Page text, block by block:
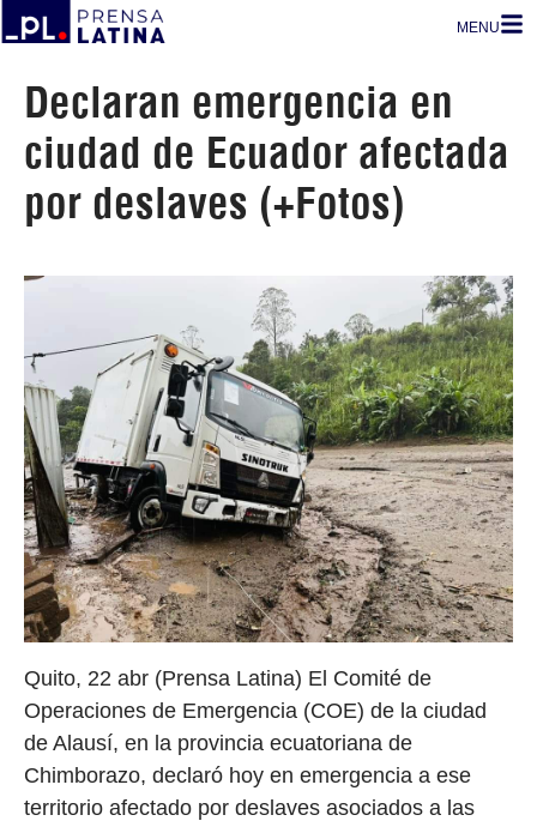
MENU
Declaran emergencia en
ciudad de Ecuador afectada
por deslaves (+Fotos)
Quito, 22 abr (Prensa Latina) El Comité de
Operaciones de Emergencia (COE) de la ciudad
de Alausí, en la provincia ecuatoriana de
Chimborazo, declaró hoy en emergencia a ese
territorio afectado por deslaves asociados a las